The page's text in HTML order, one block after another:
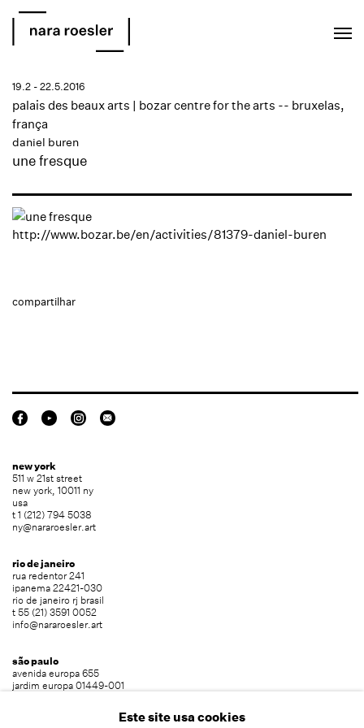
une fresque
daniel buren
palais des beaux arts | bozar centre for the arts -- bruxelas,
frança
19.2 - 22.5.2016
http://www.bozar.be/en/activities/81379-daniel-buren
compartilhar
new york
511 w 21st street
new york, 10011 ny
usa
t 1 (212) 794 5038
ny@nararoesler.art
rio de janeiro
rua redentor 241
ipanema 22421-030
rio de janeiro rj brasil
t 55 (21) 3591 0052
info@nararoesler.art
são paulo
avenida europa 655
jardim europa 01449-001
Este site usa cookies